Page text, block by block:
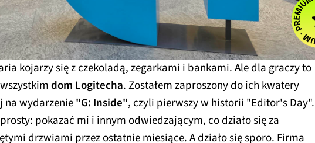
kojarzy się z czekoladą, zegarkami i bankami. Ale dla graczy to
dom Logitecha. Zostałem zaproszony do ich kwatery
na wydarzenie"G: Inside", czyli pierwszy w historii "Editor's Day".
prosty: pokazać mi i innym odwiedzającym, co działo się za
drzwiami przez ostatnie miesiące. A działo się sporo. Firma